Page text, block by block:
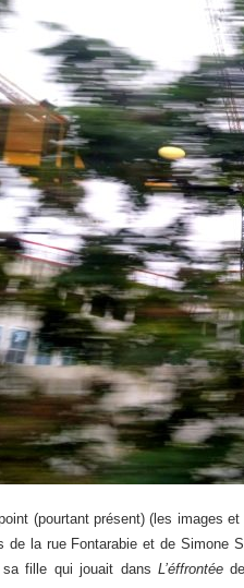
(pourtant présent) (les images
de la rue Fontarabie et de Simone
sa fille qui jouait dans L’éffrontée